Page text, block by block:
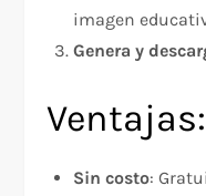
imagen
Genera y
Ventajas:
Sin costo: